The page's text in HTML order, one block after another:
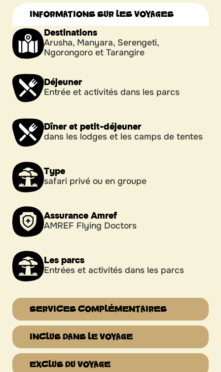
INFORMATIONS SUR LES VOYAGES
SERVICES COMPLÉMENTAIRES
INCLUS DANS LE VOYAGE
EXCLUS DU VOYAGE
Destinations
Arusha, Manyara, Serengeti,
Ngorongoro et Tarangire
Déjeuner
Entrée et activités dans les parcs
Dîner et petit-déjeuner
dans les lodges et les camps de tentes
Type
safari privé ou en groupe
Assurance Amref
AMREF Flying Doctors
Les parcs
Entrées et activités dans les parcs